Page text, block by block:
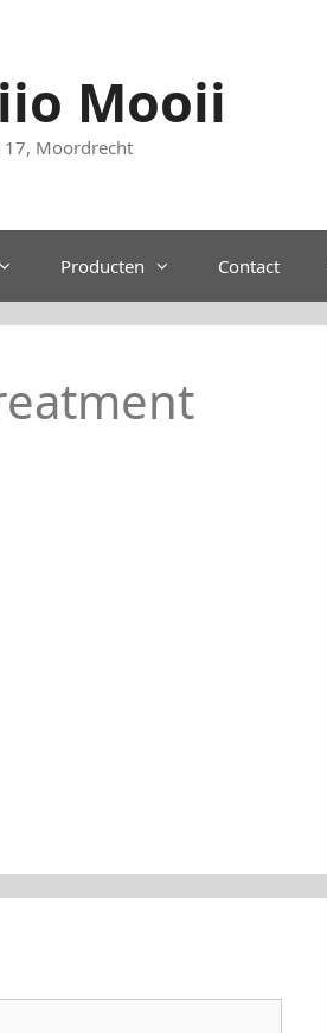
Mooii
17, Moordrecht
Producten Contact